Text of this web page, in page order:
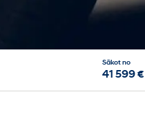
Sākot no
41 599 €